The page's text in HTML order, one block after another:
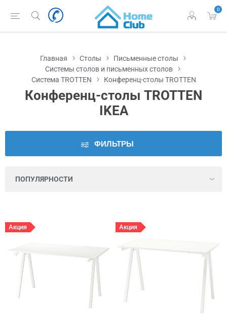
0
Наличие
во
Цена
Серия
Высота
Максимальная
Главная Столы
Письменные столы
Системы столов и письменных столов
Система TROTTEN
Конференц-столы TROTTEN
Конференц-столы TROTTEN
IKEA
ФИЛЬТРЫ
Акция Акция